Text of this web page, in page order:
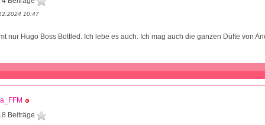
10:47
nur Hugo Boss Bottled. Ich lebe es auch. Ich mag auch die ganzen Düfte von
Beiträge